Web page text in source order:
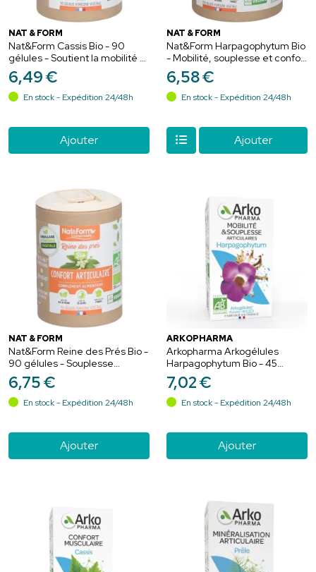
NAT & FORM
Nat&Form Cassis Bio - 90
gélules - Soutient la mobilité et
le confort articulaire
6,49€
En stock - Expédition 24/48h
Ajouter
NAT & FORM
Nat&Form Harpagophytum Bio
- Mobilité, souplesse et confort
articulaire
6,58€
En stock - Expédition 24/48h
Ajouter
NAT & FORM
Nat&Form Reine des Prés Bio -
90 gélules - Souplesse
articulaire et action drainante
6,75€
En stock - Expédition 24/48h
Ajouter
ARKOPHARMA
Arkopharma Arkogélules
Harpagophytum Bio - 45
gélules - Confort articulaire &
souplesse naturelle
7,02€
En stock - Expédition 24/48h
Ajouter